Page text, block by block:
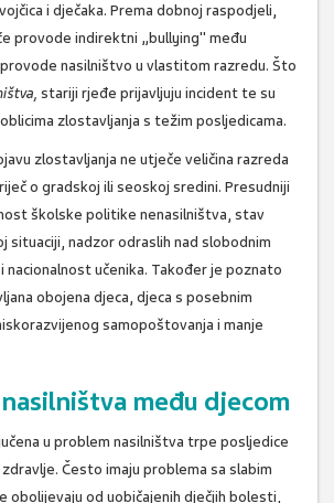
i dječaka. Prema dobnoj raspodjeli,
provode indirektni „bullying" među
nasilništvo u vlastitom razredu. Što
stariji rjeđe prijavljuju incident te su
zlostavljanja s težim posljedicama.
zlostavljanja ne utječe veličina razreda
o gradskoj ili seoskoj sredini. Presudniji
školske politike nenasilništva, stav
situaciji, nadzor odraslih nad slobodnim
nacionalnost učenika. Također je poznato
obojena djeca, djeca s posebnim
samopoštovanja i manje
među djecom
u problem nasilništva trpe posljedice
Često imaju problema sa slabim
obolijevaju od uobičajenih dječjih bolesti,